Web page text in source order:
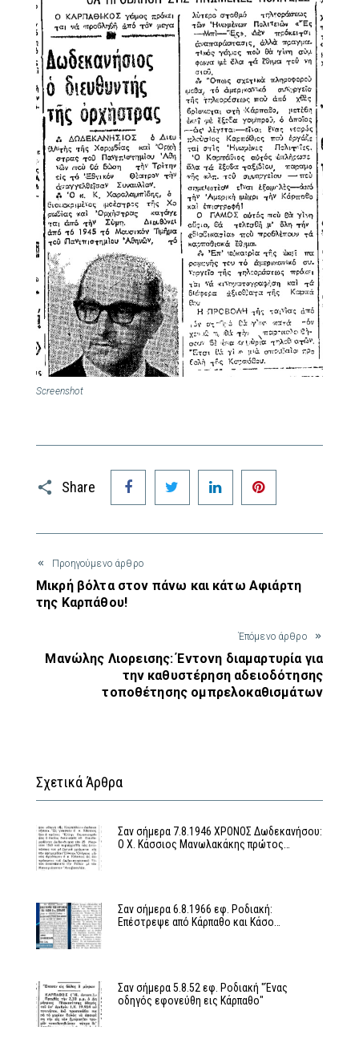
Screenshot
Share
Facebook Twitter LinkedIn
Προηγούμενο άρθρο
Μικρή βόλτα στον πάνω και κάτω Αφιάρτη
της Καρπάθου!
Έπόμενο άρθρο
Μανώλης Λιορεισης: Έντονη διαμαρτυρία για
την καθυστέρηση αδειοδότησης
τοποθέτησης ομπρελοκαθισμάτων
Σχετικά Άρθρα
Σαν σήμερα 7.8.1946 ΧΡΟΝΟΣ Δωδεκανήσου:
Ο Χ. Κάσσιος Μανωλακάκης πρώτος…
Σαν σήμερα 6.8.1966 εφ. Ροδιακή:
Επέστρεψε από Κάρπαθο και Κάσο…
Σαν σήμερα 5.8.52 εφ. Ροδιακή "Ένας
οδηγός εφονεύθη εις Κάρπαθο"